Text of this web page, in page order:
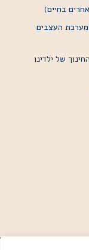
בחיים)
העצבים
של ילדינו